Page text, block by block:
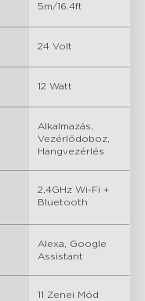
5m/16.4ft
24 Volt
12 Watt
Alkalmazás,
Vezérlődoboz,
Hangvezérlés
2,4GHz Wi-Fi +
Bluetooth
Alexa, Google
Assistant
11 Zenei Mód